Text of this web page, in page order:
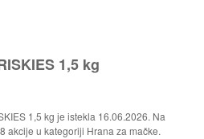
1,5 kg
1,5 kg je istekla 16.06.2026. Na
akcije u kategoriji Hrana za mačke.